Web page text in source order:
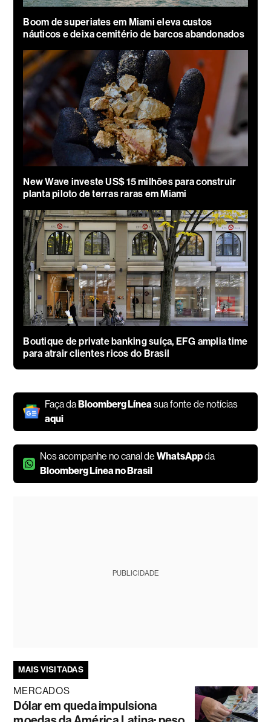
Boom de superiates em Miami eleva custos
náuticos e deixa cemitério de barcos abandonados
New Wave investe US$ 15 milhões para construir
planta piloto de terras raras em Miami
Boutique de private banking suíça, EFG amplia time
para atrair clientes ricos do Brasil
Faça daBloomberg Línea sua fonte de notícias
aqui
Nos acompanhe no canal deWhatsAppda
Bloomberg Línea no Brasil
PUBLICIDADE
MAIS VISITADAS
MERCADOS
Dólar em queda impulsiona